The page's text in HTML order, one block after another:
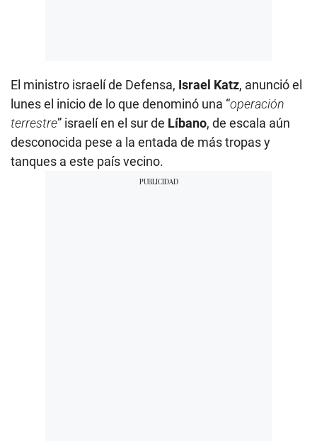
El ministro israelí de Defensa, Israel Katz, anunció el
lunes el inicio de lo que denominó una “operación
terrestre” israelí en el sur de Líbano, de escala aún
desconocida pese a la entada de más tropas y
tanques a este país vecino.